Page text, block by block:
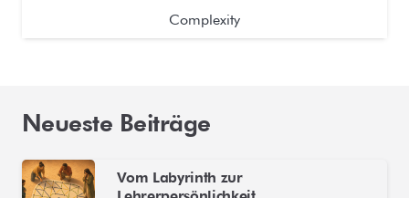
Complexity
Neueste Beiträge
Vom Labyrinth zur